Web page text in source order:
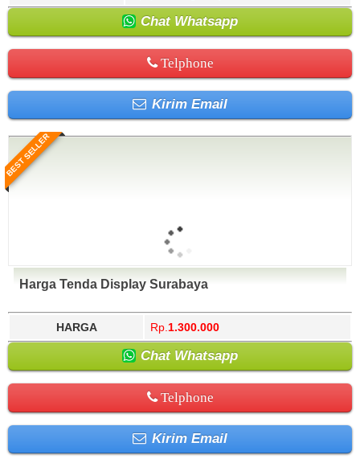
Chat Whatsapp
Telphone
Kirim Email
BEST SELLER
Harga Tenda Display Surabaya
HARGA Rp. 1.300.000
Chat Whatsapp
Telphone
Kirim Email